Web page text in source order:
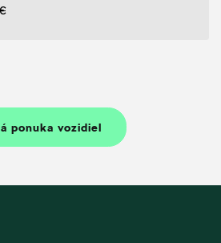
ponuka vozidiel